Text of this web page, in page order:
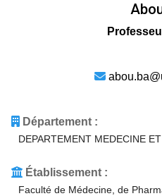
Département :
DEPARTEMENT MEDECINE
Établissement :
Faculté de Médecine, de